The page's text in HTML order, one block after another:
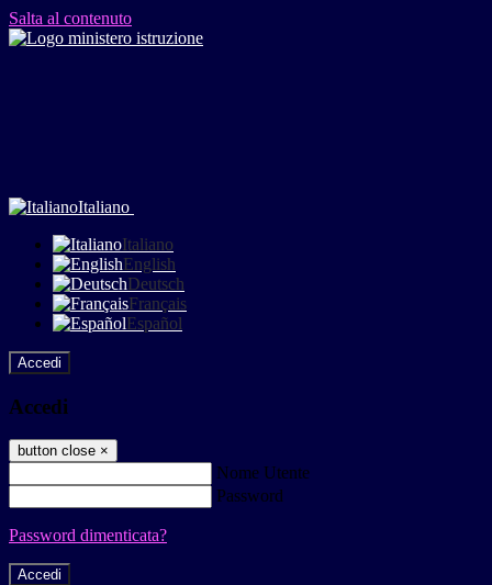
Salta al contenuto
Italiano
Italiano
English
Deutsch
Français
Español
Accedi
Accedi
button close ×
Nome Utente
Password
Password dimenticata?